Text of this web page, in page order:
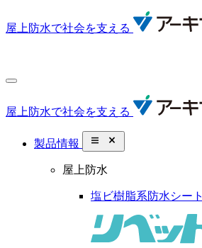
屋上防水で社会を支える
屋上防水で社会を支える
製品情報 close_small
屋上防水
塩ビ樹脂系防水シート